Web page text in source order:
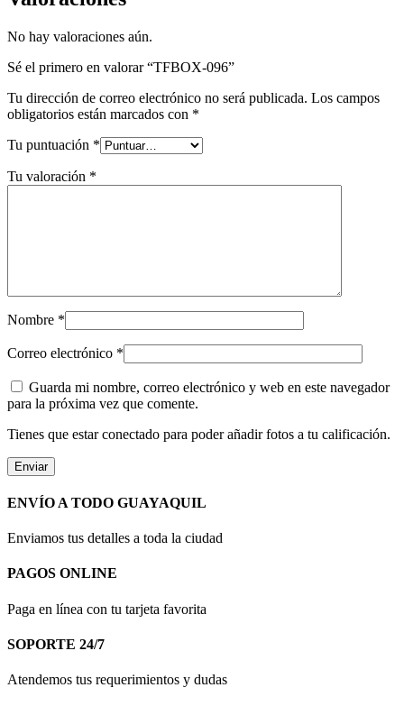
No hay valoraciones aún.
Sé el primero en valorar “TFBOX-096”
Tu dirección de correo electrónico no será publicada. Los campos
obligatorios están marcados con *
Tu puntuación *
Tu valoración *
Nombre *
Correo electrónico *
Guarda mi nombre, correo electrónico y web en este navegador
para la próxima vez que comente.
Tienes que estar conectado para poder añadir fotos a tu calificación.
ENVÍO A TODO GUAYAQUIL
Enviamos tus detalles a toda la ciudad
PAGOS ONLINE
Paga en línea con tu tarjeta favorita
SOPORTE 24/7
Atendemos tus requerimientos y dudas